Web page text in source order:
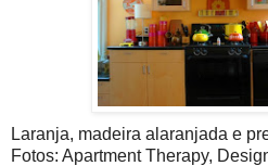
Laranja, madeira alaranjada e
Fotos: Apartment Therapy,